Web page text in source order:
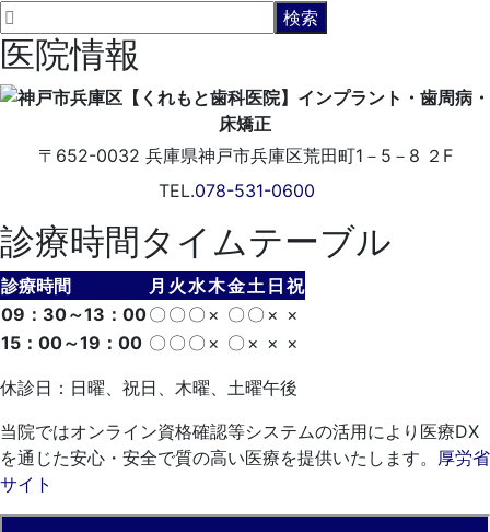
医院情報
〒652-0032 兵庫県神戸市兵庫区荒田町1－5－8 ２F
TEL.078-531-0600
診療時間タイムテーブル
診療時間 月 火 水木金土 日 祝
09：30～13：00〇 〇 〇 × 〇 〇 × ×
15：00～19：00 〇 〇 〇 × 〇 × × ×
休診日：日曜、祝日、木曜、土曜午後
当院ではオンライン資格確認等システムの活用により医療DX
を通じた安心・安全で質の高い医療を提供いたします。 厚労省
サイト